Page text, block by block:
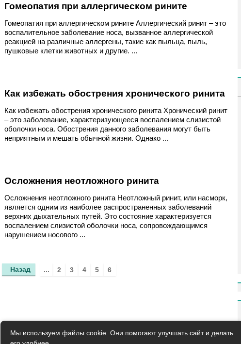
Гомеопатия при аллергическом рините
Гомеопатия при аллергическом рините Аллергический ринит – это
воспалительное заболевание носа, вызванное аллергической
реакцией на различные аллергены, такие как пыльца, пыль,
пушковые клетки животных и другие. ...
Как избежать обострения хронического ринита
Как избежать обострения хронического ринита Хронический ринит
– это заболевание, характеризующееся воспалением слизистой
оболочки носа. Обострения данного заболевания могут быть
неприятным и мешать обычной жизни. Однако ...
Осложнения неотложного ринита
Осложнения неотложного ринита Неотложный ринит, или насморк,
является одним из наиболее распространенных заболеваний
верхних дыхательных путей. Это состояние характеризуется
воспалением слизистой оболочки носа, сопровождающимся
нарушением носового ...
Назад ... 2 3 4 5 6
Мы используем файлы cookie. Они помогают улучшать сайт и делать